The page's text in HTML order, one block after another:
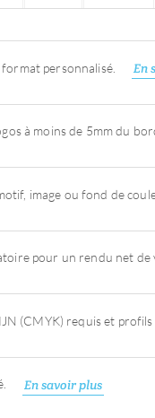
personnalisé. En
à moins de 5mm du
image ou fond de
pour un rendu net de
(CMYK) requis et profils
En savoir plus